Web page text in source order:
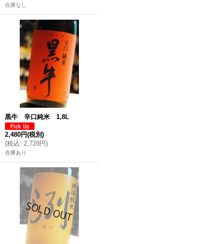
在庫なし
黒牛 辛口純米 1,8L
2,480円(税別)
(税込: 2,728円)
在庫あり